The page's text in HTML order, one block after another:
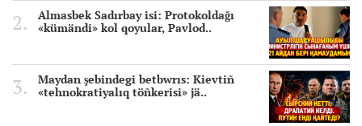
Almasbek Sadırbay isi: Protokoldağı
«kümändi» kol qoyular, Pavlod..
Maydan şebindegi betbwrıs: Kievtiñ
«tehnokratiyalıq töñkerisi» jä..